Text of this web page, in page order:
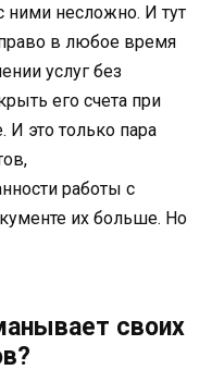
ними несложно. И тут
в любое время
услуг без
его счета при
И это только пара
работы с
их больше. Но
своих